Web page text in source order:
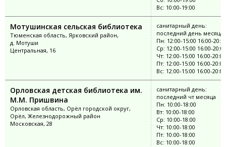
Вс: 10:00-19:00
Мотушинская сельская библиотека
Тюменская область, Ярковский район,
д. Мотуши
Центральная, 16
санитарный день:
последний день месяца
Пн: 12:00-15:00 16:00-
Ср: 12:00-15:00 16:00-20:00
Чт: 12:00-15:00 16:00-20:00
Пт: 12:00-15:00 16:00-20:00
Вс: 12:00-15:00 16:00-20:00
Орловская детская библиотека им.
М.М. Пришвина
Орловская область, Орёл городской округ,
Орёл, Железнодорожный район
Московская, 28
санитарный день:
последний чт месяца
Пн: 10:00-18:00
Вт: 10:00-18:00
Ср: 10:00-18:00
Чт: 10:00-18:00
Пт: 10:00-18:00
Вс: 10:00-18:00